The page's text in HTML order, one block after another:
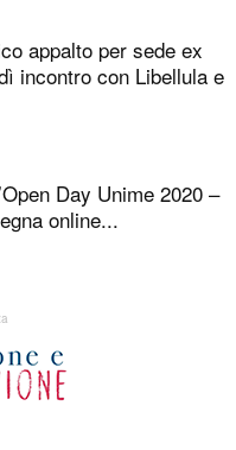
appalto per sede ex
incontro con Libellula e
Day Unime 2020 –
online...